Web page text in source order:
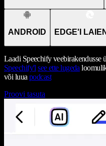
ANDROID EDGE'I
Laadi Speechify veebirakendusse
Speechify'l see ette lugeda
või luua podcast
Proovi tasuta